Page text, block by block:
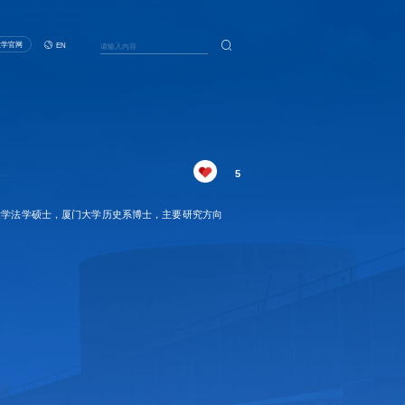
官网 EN
5
法学硕士，厦门大学历史系博士，主要研究方向